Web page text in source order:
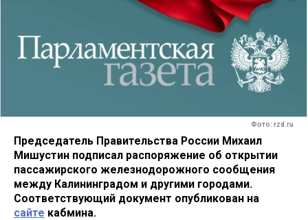
Фото: rzd.ru
Председатель Правительства России Михаил
Мишустин подписал распоряжение об открытии
пассажирского железнодорожного сообщения
между Калининградом и другими городами.
Соответствующий документ опубликован на
сайте кабмина.